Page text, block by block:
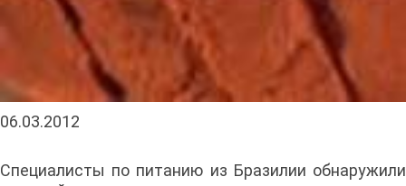
06.03.2012
Специалисты по питанию из Бразилии обнаружили